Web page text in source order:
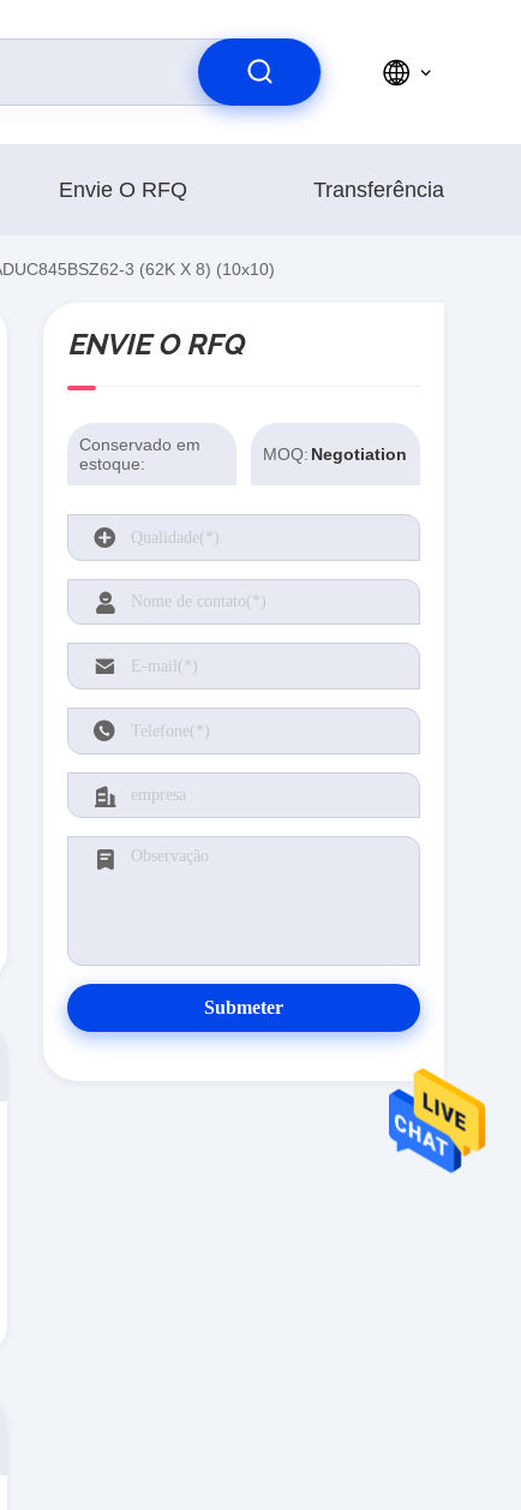
Envie O RFQ Transferência
3 (62K X 8) (10x10)
ENVIE O RFQ
Conservado em
estoque:
MOQ: Negotiation
Submeter